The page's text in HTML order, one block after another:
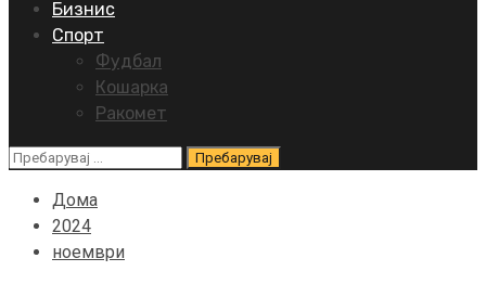
Бизнис
Спорт
Фудбал
Кошарка
Ракомет
Пребарувај
Дома
2024
ноември